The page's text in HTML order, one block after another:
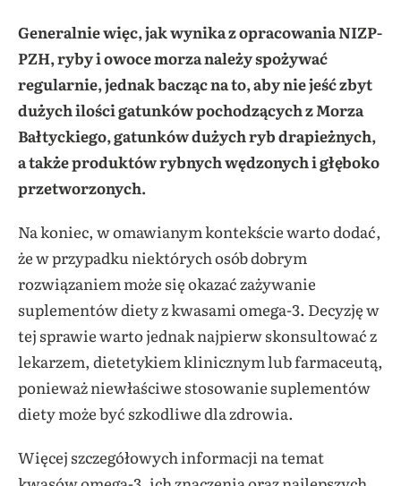
Generalnie więc, jak wynika z opracowania NIZP-
PZH, ryby i owoce morza należy spożywać
regularnie, jednak bacząc na to, aby nie jeść zbyt
dużych ilości gatunków pochodzących z Morza
Bałtyckiego, gatunków dużych ryb drapieżnych,
a także produktów rybnych wędzonych i głęboko
przetworzonych.
Na koniec, w omawianym kontekście warto dodać,
że w przypadku niektórych osób dobrym
rozwiązaniem może się okazać zażywanie
suplementów diety z kwasami omega-3. Decyzję w
tej sprawie warto jednak najpierw skonsultować z
lekarzem, dietetykiem klinicznym lub farmaceutą,
ponieważ niewłaściwe stosowanie suplementów
diety może być szkodliwe dla zdrowia.
Więcej szczegółowych informacji na temat